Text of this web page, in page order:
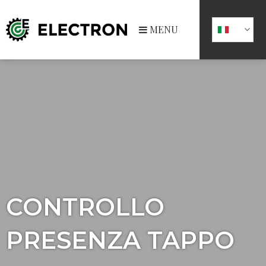
MENU
CONTROLLO
PRESENZA TAPPO